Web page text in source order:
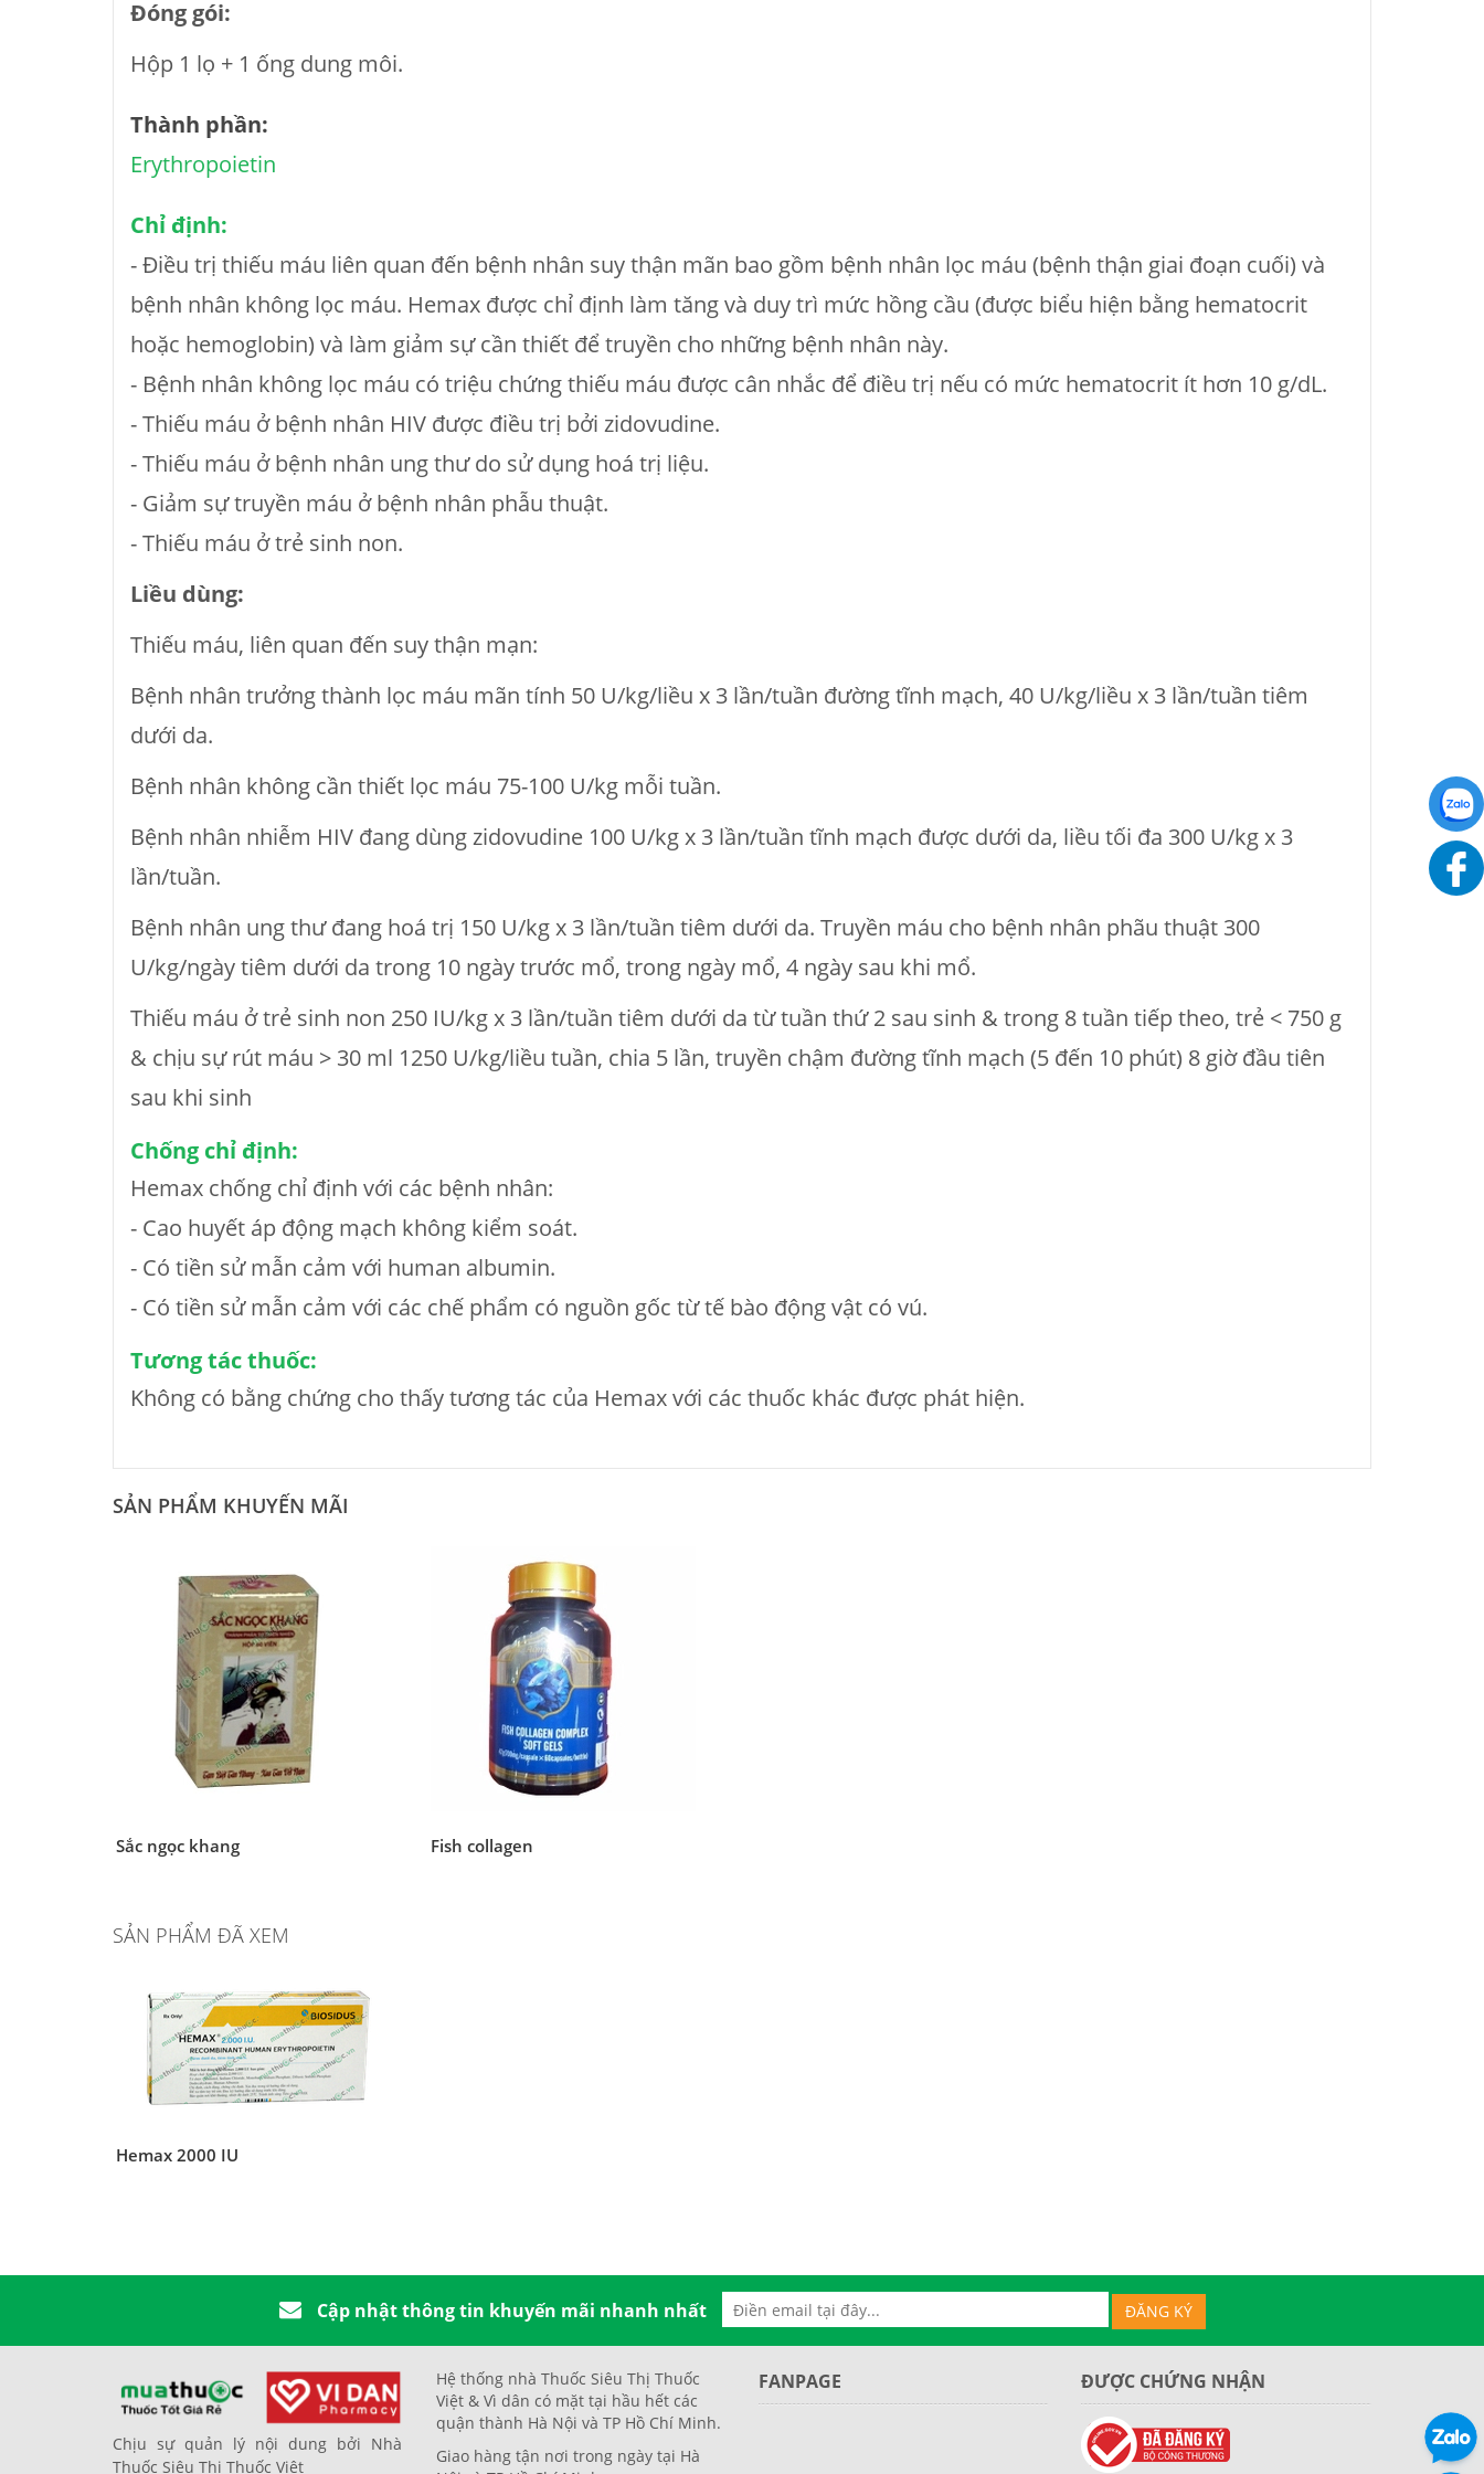
Đóng gói:
Hộp 1 lọ + 1 ống dung môi.
Thành phần:
Erythropoietin
Chỉ định:
- Điều trị thiếu máu liên quan đến bệnh nhân suy thận mãn bao gồm bệnh nhân lọc máu (bệnh thận giai đoạn cuối) và
bệnh nhân không lọc máu. Hemax được chỉ định làm tăng và duy trì mức hồng cầu (được biểu hiện bằng hematocrit
hoặc hemoglobin) và làm giảm sự cần thiết để truyền cho những bệnh nhân này.
- Bệnh nhân không lọc máu có triệu chứng thiếu máu được cân nhắc để điều trị nếu có mức hematocrit ít hơn 10 g/dL.
- Thiếu máu ở bệnh nhân HIV được điều trị bởi zidovudine.
- Thiếu máu ở bệnh nhân ung thư do sử dụng hoá trị liệu.
- Giảm sự truyền máu ở bệnh nhân phẫu thuật.
- Thiếu máu ở trẻ sinh non.
Liều dùng:
Thiếu máu, liên quan đến suy thận mạn:
Bệnh nhân trưởng thành lọc máu mãn tính 50 U/kg/liều x 3 lần/tuần đường tĩnh mạch, 40 U/kg/liều x 3 lần/tuần tiêm
dưới da.
Bệnh nhân không cần thiết lọc máu 75-100 U/kg mỗi tuần.
Bệnh nhân nhiễm HIV đang dùng zidovudine 100 U/kg x 3 lần/tuần tĩnh mạch được dưới da, liều tối đa 300 U/kg x 3
lần/tuần.
Bệnh nhân ung thư đang hoá trị 150 U/kg x 3 lần/tuần tiêm dưới da. Truyền máu cho bệnh nhân phãu thuật 300
U/kg/ngày tiêm dưới da trong 10 ngày trước mổ, trong ngày mổ, 4 ngày sau khi mổ.
Thiếu máu ở trẻ sinh non 250 IU/kg x 3 lần/tuần tiêm dưới da từ tuần thứ 2 sau sinh & trong 8 tuần tiếp theo, trẻ < 750 g
& chịu sự rút máu > 30 ml 1250 U/kg/liều tuần, chia 5 lần, truyền chậm đường tĩnh mạch (5 đến 10 phút) 8 giờ đầu tiên
sau khi sinh
Chống chỉ định:
Hemax chống chỉ định với các bệnh nhân:
- Cao huyết áp động mạch không kiểm soát.
- Có tiền sử mẫn cảm với human albumin.
- Có tiền sử mẫn cảm với các chế phẩm có nguồn gốc từ tế bào động vật có vú.
Tương tác thuốc:
Không có bằng chứng cho thấy tương tác của Hemax với các thuốc khác được phát hiện.
SẢN PHẨM KHUYẾN MÃI
Sắc ngọc khang Fish collagen
SẢN PHẨM ĐÃ XEM
Hemax 2000 IU
Cập nhật thông tin khuyến mãi nhanh nhất
Chịu sự quản lý nội dung bởi Nhà
Thuốc Siêu Thị Thuốc Việt
Hệ thống nhà Thuốc Siêu Thị Thuốc
Việt & Vì dân có mặt tại hầu hết các
quận thành Hà Nội và TP Hồ Chí Minh.
Giao hàng tận nơi trong ngày tại Hà
FANPAGE ĐƯỢC CHỨNG NHẬN